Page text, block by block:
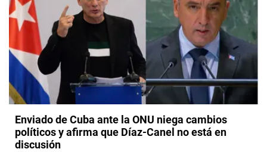
Enviado de Cuba ante la ONU niega cambios
políticos y afirma que Díaz-Canel no está en
discusión